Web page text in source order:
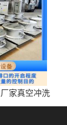
家真空冲洗
减少堵塞设